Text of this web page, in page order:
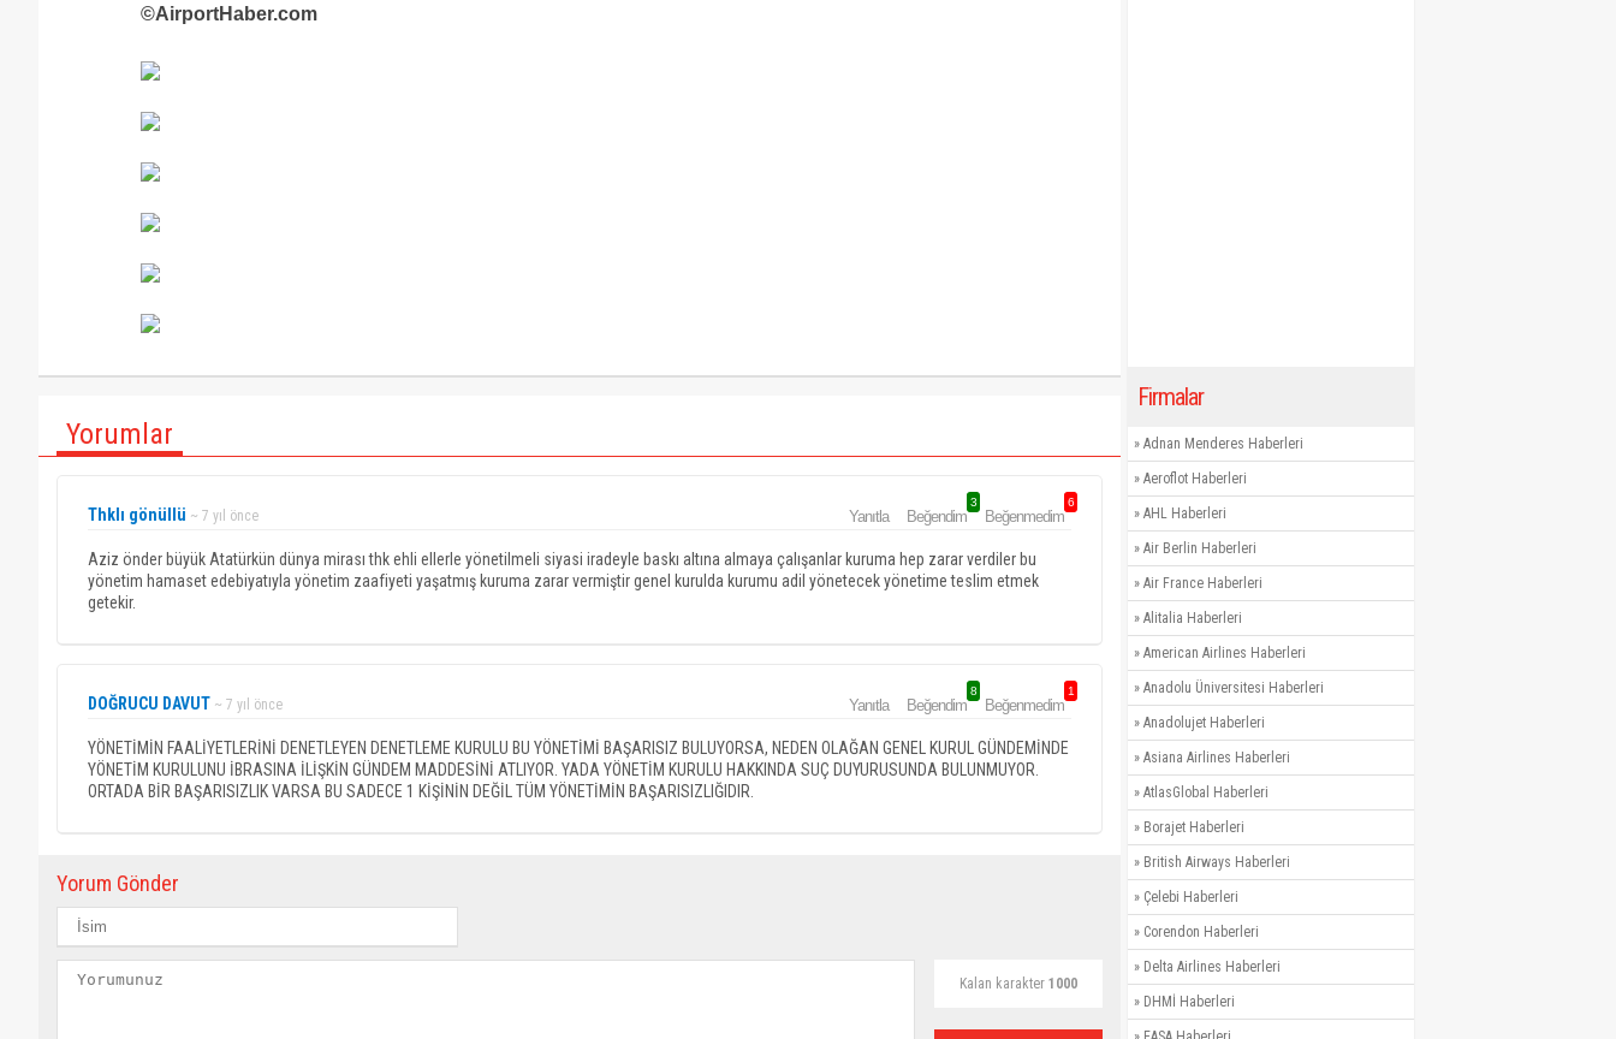
©AirportHaber.com
Yorumlar
Thklı gönüllü ~ 7 yıl önce Yanıtla Beğendim
3
Beğenmedim
6
Aziz önder büyük Atatürkün dünya mirası thk ehli ellerle yönetilmeli siyasi iradeyle baskı altına almaya çalışanlar kuruma hep zarar verdiler bu
yönetim hamaset edebiyatıyla yönetim zaafiyeti yaşatmış kuruma zarar vermiştir genel kurulda kurumu adil yönetecek yönetime teslim etmek
getekir.
DOĞRUCU DAVUT ~ 7 yıl önce Yanıtla Beğendim
8
Beğenmedim
1
YÖNETİMİN FAALİYETLERİNİ DENETLEYEN DENETLEME KURULU BU YÖNETİMİ BAŞARISIZ BULUYORSA, NEDEN OLAĞAN GENEL KURUL GÜNDEMİNDE
YÖNETİM KURULUNU İBRASINA İLİŞKİN GÜNDEM MADDESİNİ ATLIYOR. YADA YÖNETİM KURULU HAKKINDA SUÇ DUYURUSUNDA BULUNMUYOR.
ORTADA BİR BAŞARISIZLIK VARSA BU SADECE 1 KİŞİNİN DEĞİL TÜM YÖNETİMİN BAŞARISIZLIĞIDIR.
Yorum Gönder
Kalan karakter 1000
Firmalar
» Adnan Menderes Haberleri
» Aeroflot Haberleri
» AHL Haberleri
» Air Berlin Haberleri
» Air France Haberleri
» Alitalia Haberleri
» American Airlines Haberleri
» Anadolu Üniversitesi Haberleri
» Anadolujet Haberleri
» Asiana Airlines Haberleri
» AtlasGlobal Haberleri
» Borajet Haberleri
» British Airways Haberleri
» Çelebi Haberleri
» Corendon Haberleri
» Delta Airlines Haberleri
» DHMİ Haberleri